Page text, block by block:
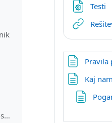
Zbirka rešenih nalog (večni osnutek)
Testi
Pravila
Kaj